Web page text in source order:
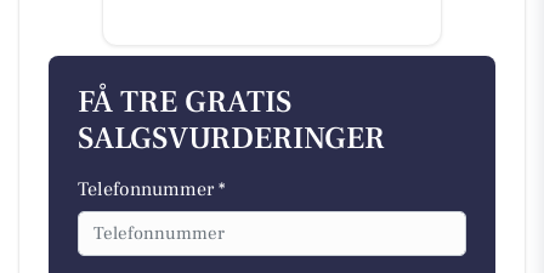
FÅ TRE GRATIS
SALGSVURDERINGER
Telefonnummer *